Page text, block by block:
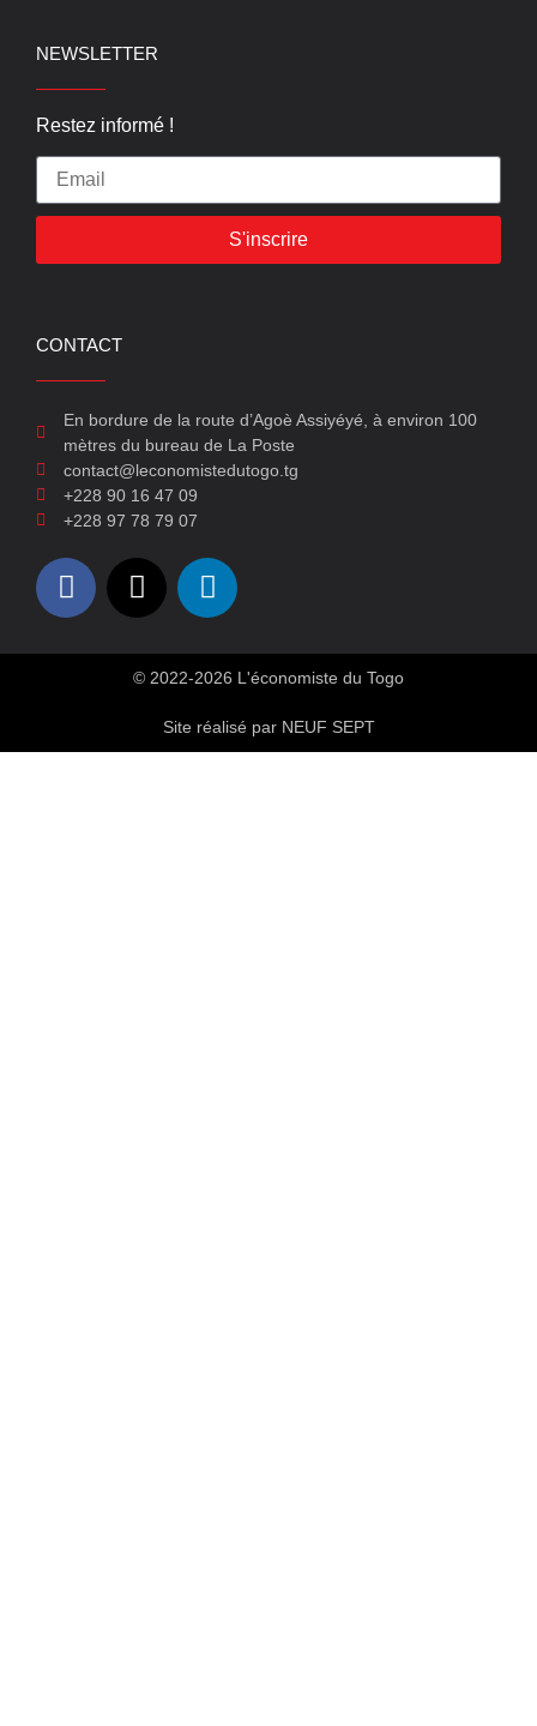
NEWSLETTER
Restez informé !
S'inscrire
CONTACT
En bordure de la route d’Agoè Assiyéyé, à environ 100
mètres du bureau de La Poste
contact@leconomistedutogo.tg
+228 90 16 47 09
+228 97 78 79 07
© 2022-2026 L'économiste du Togo
Site réalisé par NEUF SEPT